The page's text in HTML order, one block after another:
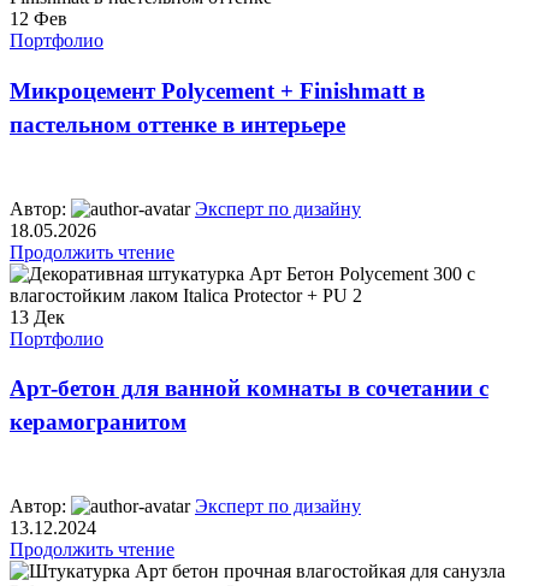
12 Фев
Портфолио
Микроцемент Polycement + Finishmatt в
пастельном оттенке в интерьере
Автор:
Эксперт по дизайну
18.05.2026
Продолжить чтение
13 Дек
Портфолио
Арт-бетон для ванной комнаты в сочетании с
керамогранитом
Автор:
Эксперт по дизайну
13.12.2024
Продолжить чтение